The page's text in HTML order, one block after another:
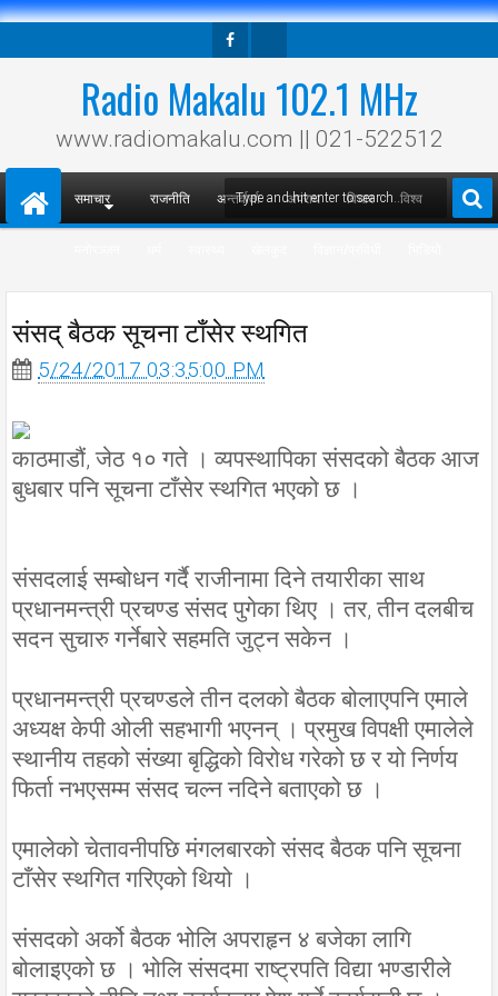
Radio Makalu 102.1 MHz
www.radiomakalu.com || 021-522512
समाचार राजनीति अन्तर्वार्ता अपराध विचार विश्व
संसद् बैठक सूचना टाँसेर स्थगित
5/24/2017 03:35:00 PM
काठमाडौं, जेठ १० गते । व्यपस्थापिका संसदको बैठक आज
बुधबार पनि सूचना टाँसेर स्थगित भएको छ ।
संसदलाई सम्बोधन गर्दै राजीनामा दिने तयारीका साथ
प्रधानमन्त्री प्रचण्ड संसद पुगेका थिए । तर, तीन दलबीच
सदन सुचारु गर्नेबारे सहमति जुट्न सकेन ।
प्रधानमन्त्री प्रचण्डले तीन दलको बैठक बोलाएपनि एमाले
अध्यक्ष केपी ओली सहभागी भएनन् । प्रमुख विपक्षी एमालेले
स्थानीय तहको संख्या बृद्धिको विरोध गरेको छ र यो निर्णय
फिर्ता नभएसम्म संसद चल्न नदिने बताएको छ ।
एमालेको चेतावनीपछि मंगलबारको संसद बैठक पनि सूचना
टाँसेर स्थगित गरिएको थियो ।
संसदको अर्को बैठक भोलि अपराहृन ४ बजेका लागि
बोलाइएको छ । भोलि संसदमा राष्ट्रपति विद्या भण्डारीले